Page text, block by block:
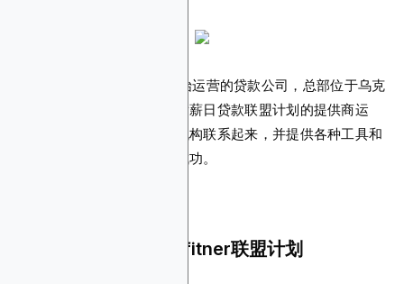
Profitner是一家于2017年开始运营的贷款公司，总部位于乌克
兰基辅。该平台作为个人和发薪日贷款联盟计划的提供商运
营，将联盟营销人员与贷款机构联系起来，并提供各种工具和
资源帮助市场营销人员取得成功。
为什么您应该推广Profitner联盟计划